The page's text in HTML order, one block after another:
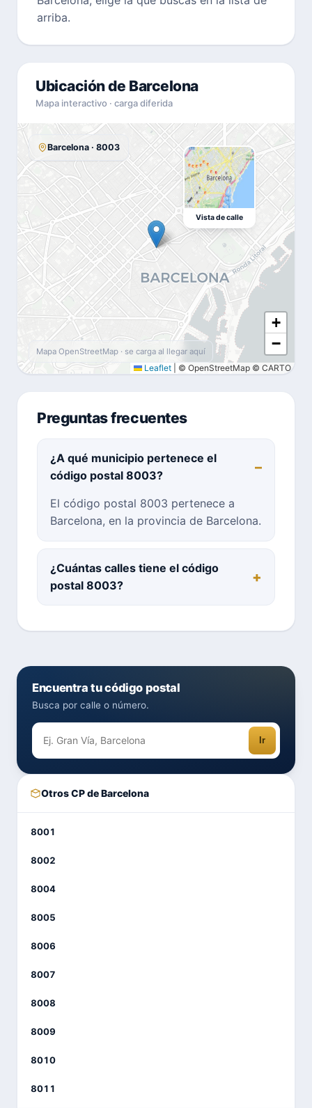
arriba.
Ubicación de Barcelona
Mapa interactivo · carga diferida
+
−
Leaflet © OpenStreetMap © CARTO
Barcelona · 8003
Vista de calle
Mapa OpenStreetMap · se carga al llegar aquí
Preguntas frecuentes
¿A qué municipio pertenece el
código postal 8003?
El código postal 8003 pertenece a
Barcelona, en la provincia de Barcelona.
¿Cuántas calles tiene el código
postal 8003?
Encuentra tu código postal
Busca por calle o número.
Ir
Otros CP de Barcelona
8001
8002
8004
8005
8006
8007
8008
8009
8010
8011